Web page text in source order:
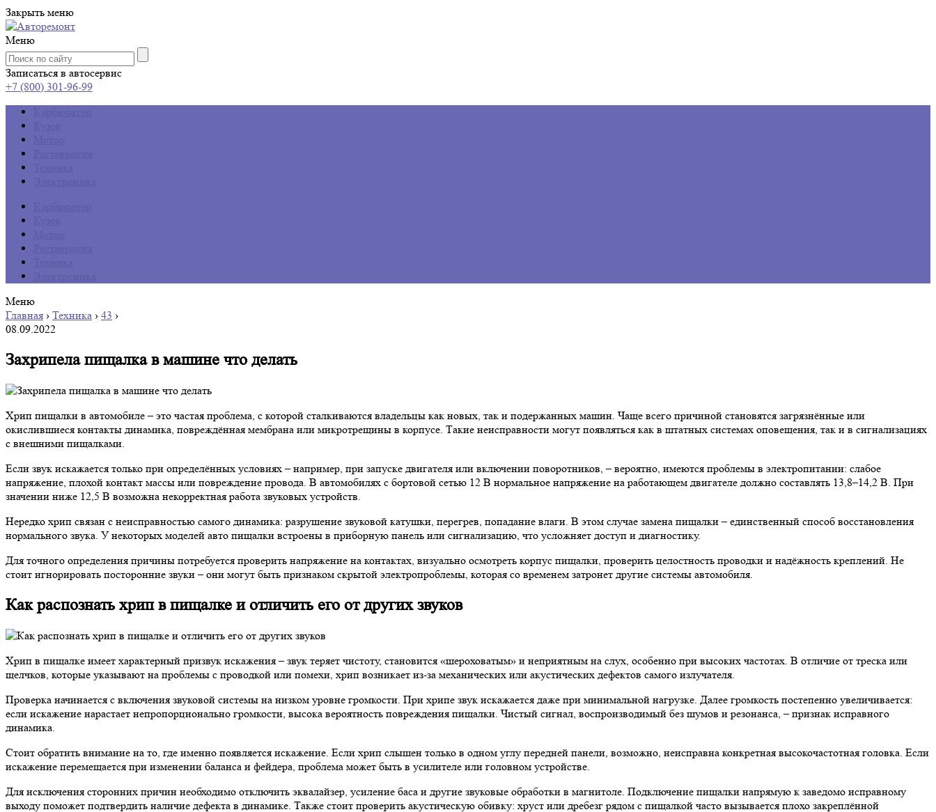
Закрыть меню
Меню
Записаться в автосервис
+7 (800) 301-96-99
Меню
Главная › Техника › 43 ›
08.09.2022
Захрипела пищалка в машине что делать
Хрип пищалки в автомобиле – это частая проблема, с которой сталкиваются владельцы как новых, так и подержанных машин. Чаще всего причиной становятся загрязнённые или
окислившиеся контакты динамика, повреждённая мембрана или микротрещины в корпусе. Такие неисправности могут появляться как в штатных системах оповещения, так и в сигнализациях
с внешними пищалками.
Если звук искажается только при определённых условиях – например, при запуске двигателя или включении поворотников, – вероятно, имеются проблемы в электропитании: слабое
напряжение, плохой контакт массы или повреждение провода. В автомобилях с бортовой сетью 12 В нормальное напряжение на работающем двигателе должно составлять 13,8–14,2 В. При
значении ниже 12,5 В возможна некорректная работа звуковых устройств.
Нередко хрип связан с неисправностью самого динамика: разрушение звуковой катушки, перегрев, попадание влаги. В этом случае замена пищалки – единственный способ восстановления
нормального звука. У некоторых моделей авто пищалки встроены в приборную панель или сигнализацию, что усложняет доступ и диагностику.
Для точного определения причины потребуется проверить напряжение на контактах, визуально осмотреть корпус пищалки, проверить целостность проводки и надёжность креплений. Не
стоит игнорировать посторонние звуки – они могут быть признаком скрытой электропроблемы, которая со временем затронет другие системы автомобиля.
Как распознать хрип в пищалке и отличить его от других звуков
Хрип в пищалке имеет характерный призвук искажения – звук теряет чистоту, становится «шероховатым» и неприятным на слух, особенно при высоких частотах. В отличие от треска или
щелчков, которые указывают на проблемы с проводкой или помехи, хрип возникает из-за механических или акустических дефектов самого излучателя.
Проверка начинается с включения звуковой системы на низком уровне громкости. При хрипе звук искажается даже при минимальной нагрузке. Далее громкость постепенно увеличивается:
если искажение нарастает непропорционально громкости, высока вероятность повреждения пищалки. Чистый сигнал, воспроизводимый без шумов и резонанса, – признак исправного
динамика.
Стоит обратить внимание на то, где именно появляется искажение. Если хрип слышен только в одном углу передней панели, возможно, неисправна конкретная высокочастотная головка. Если
искажение перемещается при изменении баланса и фейдера, проблема может быть в усилителе или головном устройстве.
Для исключения сторонних причин необходимо отключить эквалайзер, усиление баса и другие звуковые обработки в магнитоле. Подключение пищалки напрямую к заведомо исправному
выходу поможет подтвердить наличие дефекта в динамике. Также стоит проверить акустическую обивку: хруст или дребезг рядом с пищалкой часто вызывается плохо закреплённой